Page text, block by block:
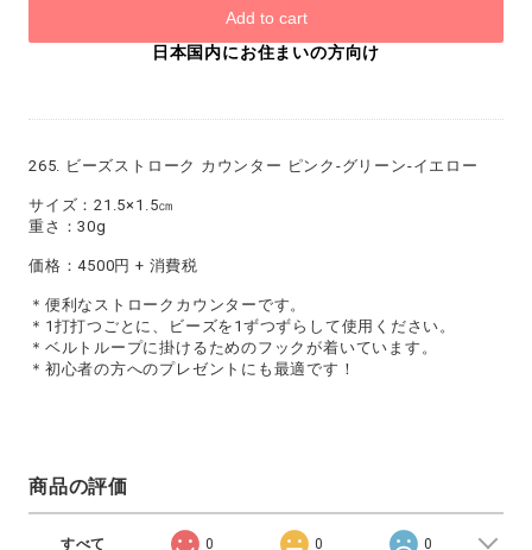
Add to cart
日本国内にお住まいの方向け
265. ビーズストローク カウンター ピンク-グリーン-イエロー
サイズ：21.5×1.5㎝
重さ：30g
価格：4500円 + 消費税
＊便利なストロークカウンターです。
＊1打打つごとに、ビーズを1ずつずらして使用ください。
＊ベルトループに掛けるためのフックが着いています。
＊初心者の方へのプレゼントにも最適です！
商品の評価
すべて 0 0 0